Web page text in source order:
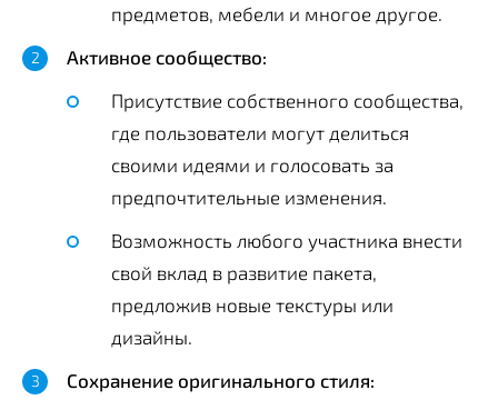
предметов, мебели и многое другое.
Активное сообщество:
Присутствие собственного сообщества,
где пользователи могут делиться
своими идеями и голосовать за
предпочтительные изменения.
Возможность любого участника внести
свой вклад в развитие пакета,
предложив новые текстуры или
дизайны.
Сохранение оригинального стиля: